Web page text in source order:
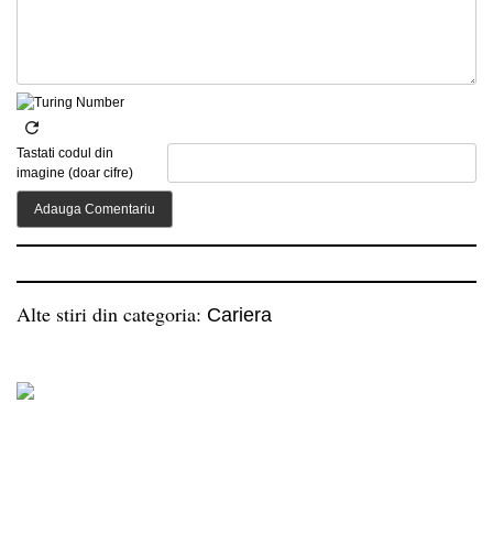
Tastati codul din
imagine (doar cifre)
Alte stiri din categoria: Cariera